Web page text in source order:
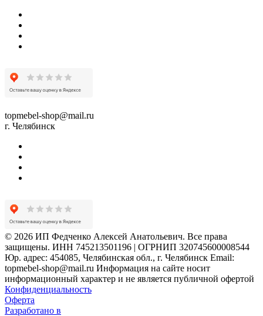
topmebel-shop@mail.ru
г. Челябинск
© 2026 ИП Федченко Алексей Анатольевич. Все права
защищены. ИНН 745213501196 | ОГРНИП 320745600008544
Юр. адрес: 454085, Челябинская обл., г. Челябинск Email:
topmebel-shop@mail.ru Информация на сайте носит
информационный характер и не является публичной офертой
Конфиденциальность
Оферта
Разработано в